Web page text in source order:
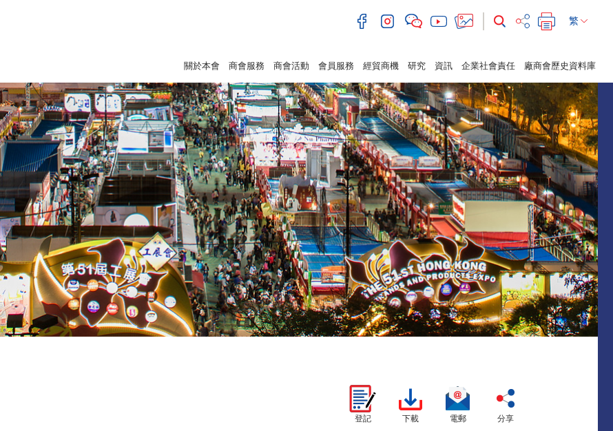
繁
關於本會 商會服務 商會活動 會員服務 經貿商機 研究 資訊 企業社會責任 廠商會歷史資料庫
登記 下載 電郵 分享